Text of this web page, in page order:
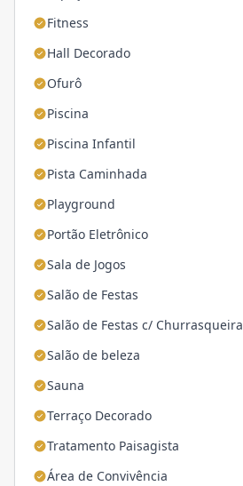
Fitness
Hall Decorado
Ofurô
Piscina
Piscina Infantil
Pista Caminhada
Playground
Portão Eletrônico
Sala de Jogos
Salão de Festas
Salão de Festas c/ Churrasqueira
Salão de beleza
Sauna
Terraço Decorado
Tratamento Paisagista
Área de Convivência